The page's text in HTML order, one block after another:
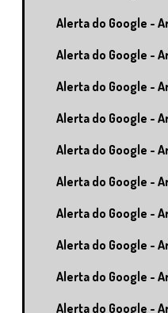
Alerta do Google -
Alerta do Google -
Alerta do Google -
Alerta do Google -
Alerta do Google -
Alerta do Google -
Alerta do Google -
Alerta do Google -
Alerta do Google -
Alerta do Google -